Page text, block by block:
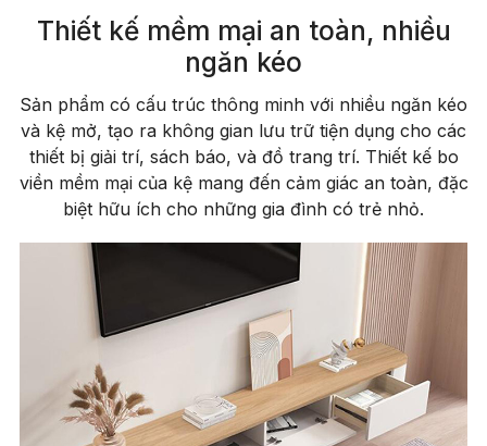
Thiết kế mềm mại an toàn, nhiều
ngăn kéo
Sản phẩm có cấu trúc thông minh với nhiều ngăn kéo
và kệ mở, tạo ra không gian lưu trữ tiện dụng cho các
thiết bị giải trí, sách báo, và đồ trang trí. Thiết kế bo
viền mềm mại của kệ mang đến cảm giác an toàn, đặc
biệt hữu ích cho những gia đình có trẻ nhỏ.